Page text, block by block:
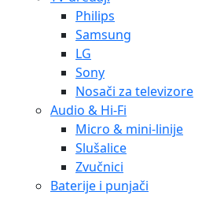
Philips
Samsung
LG
Sony
Nosači za televizore
Audio & Hi-Fi
Micro & mini-linije
Slušalice
Zvučnici
Baterije i punjači